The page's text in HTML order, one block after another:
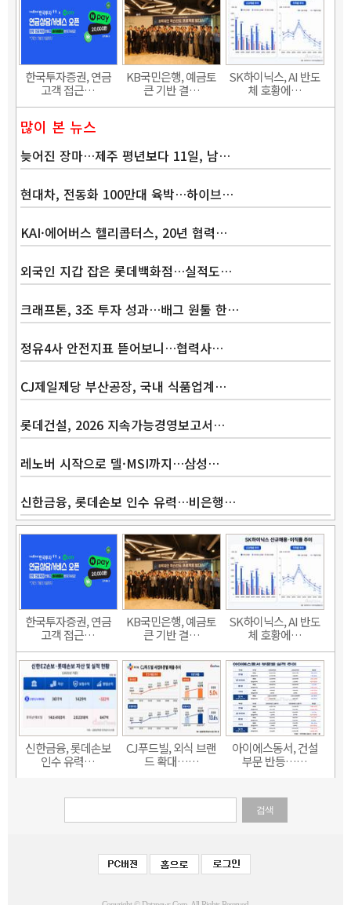
한국투자증권, 연금
고객 접근…
KB국민은행, 예금토
큰 기반 결…
SK하이닉스, AI 반도
체 호황에…
많이 본 뉴스
늦어진 장마…제주 평년보다 11일, 남…
현대차, 전동화 100만대 육박…하이브…
KAI·에어버스 헬리콥터스, 20년 협력…
외국인 지갑 잡은 롯데백화점…실적도…
크래프톤, 3조 투자 성과…배그 원툴 한…
정유4사 안전지표 뜯어보니…협력사…
CJ제일제당 부산공장, 국내 식품업계…
롯데건설, 2026 지속가능경영보고서…
레노버 시작으로 델·MSI까지…삼성…
신한금융, 롯데손보 인수 유력…비은행…
한국투자증권, 연금
고객 접근…
KB국민은행, 예금토
큰 기반 결…
SK하이닉스, AI 반도
체 호황에…
신한금융, 롯데손보
인수 유력…
CJ푸드빌, 외식 브랜
드 확대……
아이에스동서, 건설
부문 반등……
검색